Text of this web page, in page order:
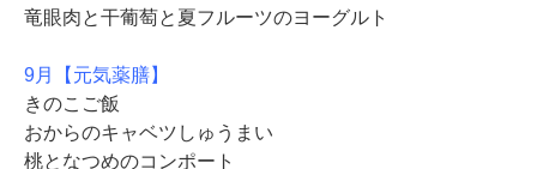
竜眼肉と干葡萄と夏フルーツのヨーグルト
9月【元気薬膳】
きのこご飯
おからのキャベツしゅうまい
桃となつめのコンポート